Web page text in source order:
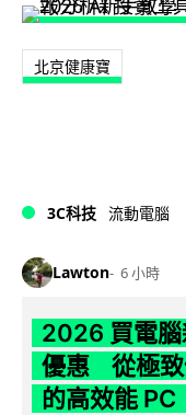
北京健康寶
3C科技 流動電腦
Lawton 6 小時
2026 買電腦
優惠 從極致
的高效能 PC